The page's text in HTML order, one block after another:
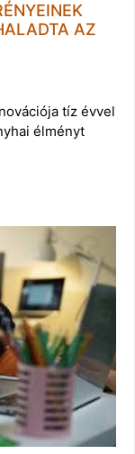
AZ
tíz évvel
élményt